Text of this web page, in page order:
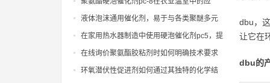
dbu，
让它在
dbu的
用：调节温度，促进作物生长
液体泡沫通用催化剂，易于与各类聚醚多元
醇均匀分散和混合
在家用热水器制造中使用硬泡催化剂pc5，提
升热水供应的持续性
在线询价聚氨酯胶粘剂时如何明确技术要求
以获得准确报价
环氧潜伏性促进剂如何通过其独特的化学结